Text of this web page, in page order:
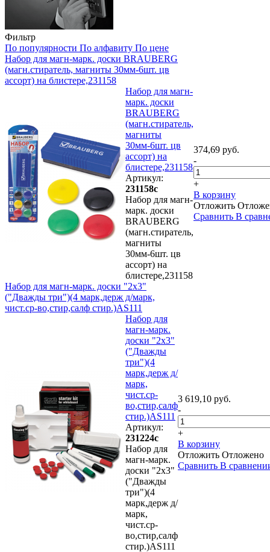
Фильтр
По популярности По алфавиту По цене
Набор для магн-марк. доски BRAUBERG
(магн.стиратель, магниты 30мм-6шт. цв
ассорт) на блистере,231158
Набор для магн-
марк. доски
BRAUBERG
(магн.стиратель,
магниты
30мм-6шт. цв
ассорт) на
блистере,231158
Артикул:
231158с
Набор для магн-
марк. доски
BRAUBERG
(магн.стиратель,
магниты
30мм-6шт. цв
ассорт) на
блистере,231158
374,69 руб.
-
+
В корзину
Отложить
Сравнить В
Набор для магн-марк. доски "2х3"
("Дважды три")(4 марк,держ д/марк,
чист.ср-во,стир,салф стир.)AS111
Набор для
магн-марк.
доски "2х3"
("Дважды
три")(4
марк,держ д/
марк,
чист.ср-
во,стир,салф
стир.)AS111
Артикул:
231224с
Набор для
магн-марк.
доски "2х3"
("Дважды
три")(4
марк,держ д/
марк,
чист.ср-
во,стир,салф
стир.)AS111
3 619,10 руб.
-
+
В корзину
Отложить Отложено
Сравнить В